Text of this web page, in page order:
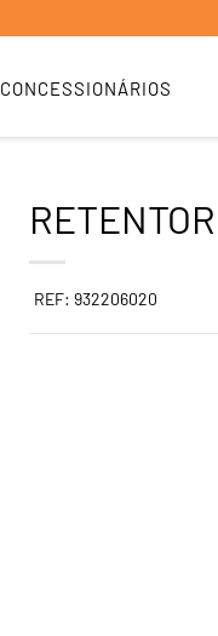
CONCESSIONÁRIOS
REF: 932206020